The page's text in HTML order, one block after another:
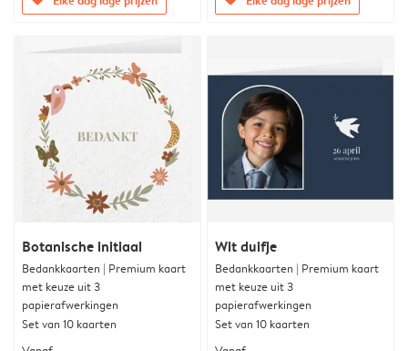
Botanische initiaal
Bedankkaarten | Premium kaart
met keuze uit 3
papierafwerkingen
Set van 10 kaarten
Wit duifje
Bedankkaarten | Premium kaart
met keuze uit 3
papierafwerkingen
Set van 10 kaarten